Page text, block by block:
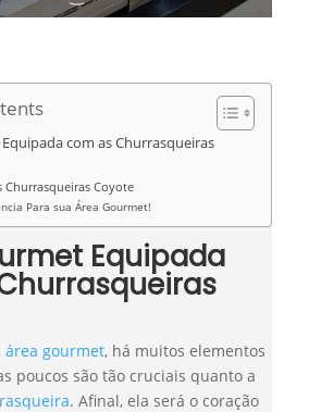
com as Churrasqueiras
Churrasqueiras Coyote
Para sua Área Gourmet!
Equipada
área gourmet, há muitos elementos
poucos são tão cruciais quanto a
. Afinal, ela será o coração